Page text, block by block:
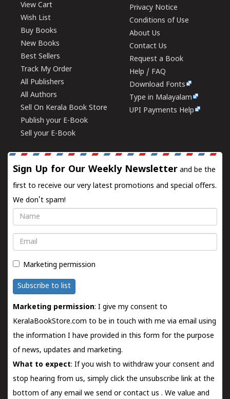
View Cart
Wish List
Buy Books
New Books
Best Sellers
Track My Order
All Publishers
All Authors
Sell On Kerala Book Store
Publish your E-Book
Sell your E-Book
Privacy Notice
Conditions of Use
About Us
Contact Us
Request a Book
Help / FAQ
Download Fonts
Type in Malayalam
UPI Payments Help
Sign Up for Our Weekly Newsletter and be the
first to receive our very latest promotions and special offers.
We don't spam!
Name
Email
Marketing permission
Subscribe to list
Marketing permission: I give my consent to
KeralaBookStore.com to be in touch with me via email using
the information I have provided in this form for the purpose
of news, updates and marketing.
What to expect: If you wish to withdraw your consent and
stop hearing from us, simply click the unsubscribe link at the
bottom of any email we send orcontact us . We value and